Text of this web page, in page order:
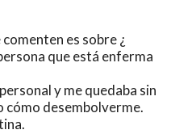
es sobre ¿
que está enferma
y me quedaba sin
cómo desembolverme.